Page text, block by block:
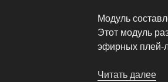
Модуль
Этот модуль
эфирных плей-
Читать далее